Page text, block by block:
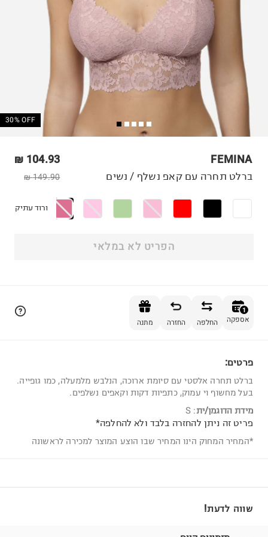
30% OFF
FEMINA
104.93 ₪
149.90 ₪ ברלט תחרה עם קאפ נשלף / נשים
ורוד עתיק
הפריט לא במלאי
1
אספקה החלפה החזרה מתנה
פרטים:
ברלט תחרה אלסטי עם סיומת ארוכה, הנלבש מלמעלה, כמו גופייה.
בעל מחשוף וי עמוק, כתפיות דקות וקאפים נשלפים.
מידת הדוגמן/ית:
S
פריט זה ניתן להחזרה בלבד ולא להחלפה*
*המחיר המחוק הינו המחיר שבו הוצע המוצר למכירה לראשונה
שווה לדעת!